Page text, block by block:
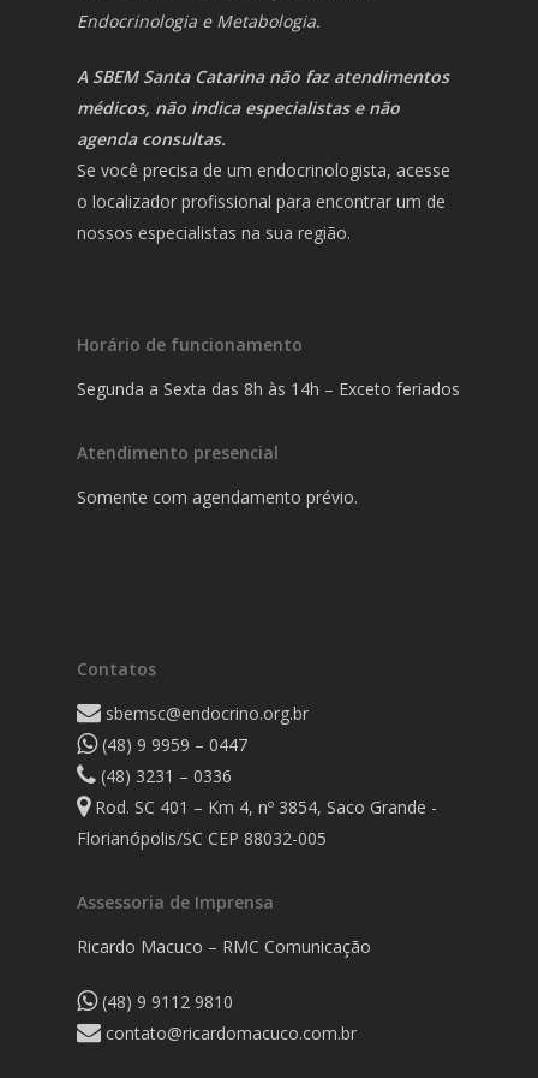
Endocrinologia e Metabologia.
A SBEM Santa Catarina não faz atendimentos
médicos, não indica especialistas e não
agenda consultas.
Se você precisa de um endocrinologista, acesse
o localizador profissional para encontrar um de
nossos especialistas na sua região.
Horário de funcionamento
Segunda a Sexta das 8h às 14h – Exceto feriados
Atendimento presencial
Somente com agendamento prévio.
Contatos
sbemsc@endocrino.org.br
(48) 9 9959 – 0447
(48) 3231 – 0336
Rod. SC 401 – Km 4, nº 3854, Saco Grande -
Florianópolis/SC CEP 88032-005
Assessoria de Imprensa
Ricardo Macuco – RMC Comunicação
(48) 9 9112 9810
contato@ricardomacuco.com.br